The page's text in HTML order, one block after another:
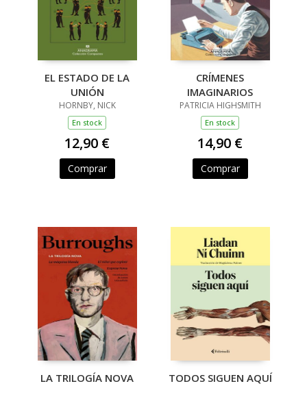
EL ESTADO DE LA
UNIÓN
HORNBY, NICK
En stock
12,90 €
Comprar
CRÍMENES
IMAGINARIOS
PATRICIA HIGHSMITH
En stock
14,90 €
Comprar
LA TRILOGÍA NOVA TODOS SIGUEN AQUÍ